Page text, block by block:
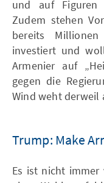
und auf Figuren
Zudem stehen
bereits
investiert und
Armenier auf
gegen die
Wind weht derweil
Trump: Make
Es ist nicht immer